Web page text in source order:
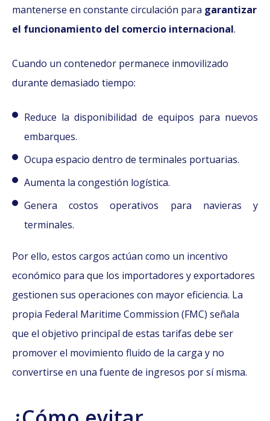
mantenerse en constante circulación para garantizar
el funcionamiento del comercio internacional.
Cuando un contenedor permanece inmovilizado
durante demasiado tiempo:
Reduce la disponibilidad de equipos para nuevos
embarques.
Ocupa espacio dentro de terminales portuarias.
Aumenta la congestión logística.
Genera costos operativos para navieras y
terminales.
Por ello, estos cargos actúan como un incentivo
económico para que los importadores y exportadores
gestionen sus operaciones con mayor eficiencia. La
propia Federal Maritime Commission (FMC) señala
que el objetivo principal de estas tarifas debe ser
promover el movimiento fluido de la carga y no
convertirse en una fuente de ingresos por sí misma.